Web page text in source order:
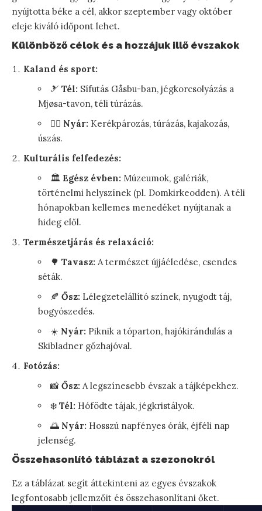
nyújtotta béke a cél, akkor szeptember vagy október
eleje kiváló időpont lehet.
Különböző célok és a hozzájuk illő évszakok
Kaland és sport:
🎿 Tél: Sífutás Gåsbu-ban, jégkorcsolyázás a
Mjøsa-tavon, téli túrázás.
🚴‍♀️ Nyár: Kerékpározás, túrázás, kajakozás,
úszás.
Kulturális felfedezés:
🏛️ Egész évben: Múzeumok, galériák,
történelmi helyszínek (pl. Domkirkeodden). A téli
hónapokban kellemes menedéket nyújtanak a
hideg elől.
Természetjárás és relaxáció:
🌳 Tavasz: A természet újjáéledése, csendes
séták.
🍂 Ősz: Lélegzetelállító színek, nyugodt táj,
bogyószedés.
☀️ Nyár: Piknik a tóparton, hajókirándulás a
Skibladner gőzhajóval.
Fotózás:
📸 Ősz: A legszínesebb évszak a tájképekhez.
❄️ Tél: Hófödte tájak, jégkristályok.
🌅 Nyár: Hosszú napfényes órák, éjféli nap
jelenség.
Összehasonlító táblázat a szezonokról
Ez a táblázat segít áttekinteni az egyes évszakok
legfontosabb jellemzőit és összehasonlítani őket.